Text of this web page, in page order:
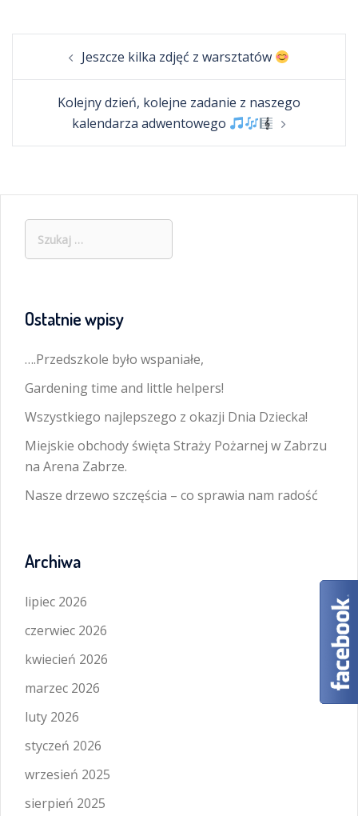
navigationJeszcze kilka zdjęć z warsztatów
Kolejny dzień, kolejne zadanie z naszego
kalendarza adwentowego
Ostatnie wpisy
….Przedszkole było wspaniałe,
Gardening time and little helpers!
Wszystkiego najlepszego z okazji Dnia Dziecka!
Miejskie obchody święta Straży Pożarnej w Zabrzu
na Arena Zabrze.
Nasze drzewo szczęścia – co sprawia nam radość
Archiwa
lipiec 2026
czerwiec 2026
kwiecień 2026
marzec 2026
luty 2026
styczeń 2026
wrzesień 2025
sierpień 2025